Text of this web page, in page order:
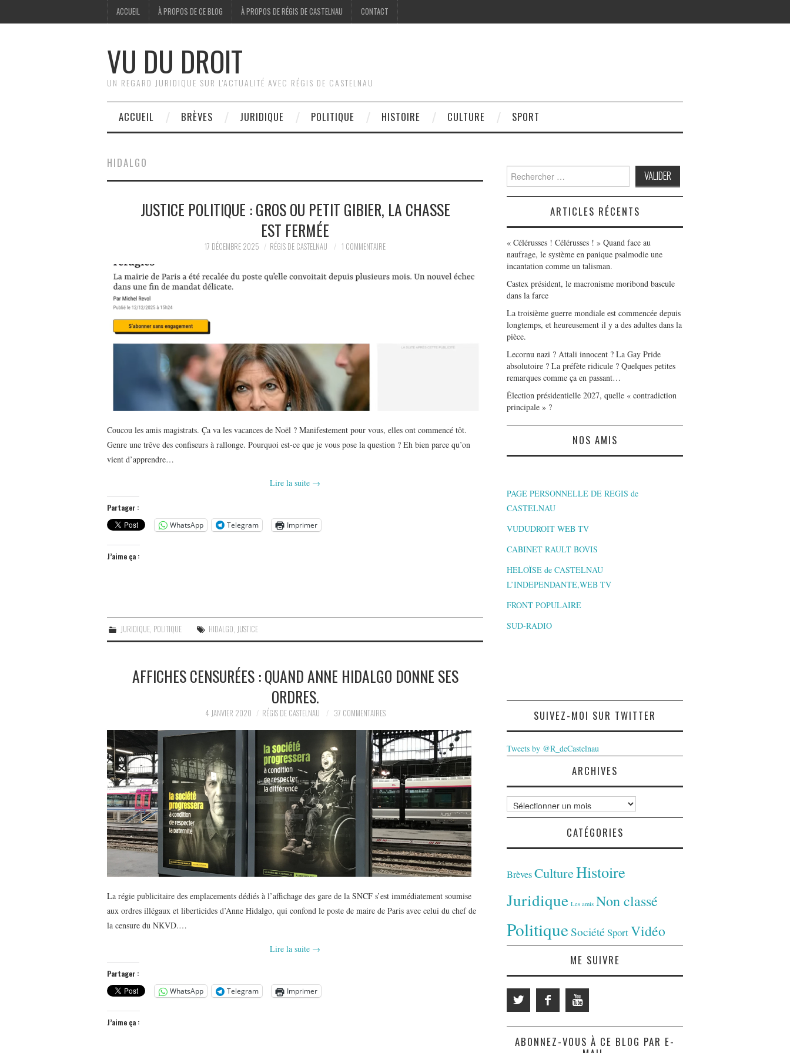
ACCUEIL À PROPOS DE CE BLOG À PROPOS DE RÉGIS DE CASTELNAU CONTACT
VU DU DROIT
UN REGARD JURIDIQUE SUR L'ACTUALITÉ AVEC RÉGIS DE CASTELNAU
ACCUEIL BRÈVES JURIDIQUE POLITIQUE HISTOIRE CULTURE SPORT
HIDALGO
JUSTICE POLITIQUE : GROS OU PETIT GIBIER, LA CHASSE
EST FERMÉE
17 DÉCEMBRE 2025 RÉGIS DE CASTELNAU 1 COMMENTAIRE
Coucou les amis magistrats. Ça va les vacances de Noël ? Manifestement pour vous, elles ont commencé tôt.
Genre une trêve des confiseurs à rallonge. Pourquoi est-ce que je vous pose la question ? Eh bien parce qu’on
vient d’apprendre…
Lire la suite →
Partager :
WhatsApp
Telegram Imprimer
J’aime ça :
JURIDIQUE POLITIQUE HIDALGO JUSTICE
AFFICHES CENSURÉES : QUAND ANNE HIDALGO DONNE SES
ORDRES.
4 JANVIER 2020 RÉGIS DE CASTELNAU 37 COMMENTAIRES
La régie publicitaire des emplacements dédiés à l’affichage des gare de la SNCF s’est immédiatement soumise
aux ordres illégaux et liberticides d’Anne Hidalgo, qui confond le poste de maire de Paris avec celui du chef de
la censure du NKVD.…
Lire la suite →
Partager :
WhatsApp
Telegram Imprimer
J’aime ça :
Search
for:
ARTICLES RÉCENTS
« Célérusses ! Célérusses ! » Quand face au
naufrage, le système en panique psalmodie une
incantation comme un talisman.
Castex président, le macronisme moribond bascule
dans la farce
La troisième guerre mondiale est commencée depuis
longtemps, et heureusement il y a des adultes dans la
pièce.
Lecornu nazi ? Attali innocent ? La Gay Pride
absolutoire ? La préfète ridicule ? Quelques petites
remarques comme ça en passant…
Élection présidentielle 2027, quelle « contradiction
principale » ?
NOS AMIS
PAGE PERSONNELLE DE REGIS de
CASTELNAU
VUDUDROIT WEB TV
CABINET RAULT BOVIS
HELOÏSE de CASTELNAU
L’INDEPENDANTE,WEB TV
FRONT POPULAIRE
SUD-RADIO
SUIVEZ-MOI SUR TWITTER
Tweets by @R_deCastelnau
ARCHIVES
Archives
CATÉGORIES
BrèvesCultureHistoire
Juridique Les amis Non classé
PolitiqueSociété SportVidéo
ME SUIVRE
ABONNEZ-VOUS À CE BLOG PAR E-